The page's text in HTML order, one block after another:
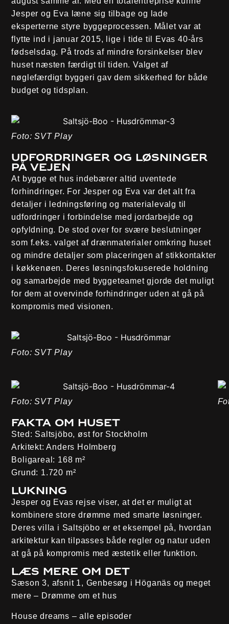
Jesper og Eva læne sig tilbage og lade
eksperterne styre byggeprocessen. Målet var at
flytte ind i januar 2015, lige i tide til Evas 40-års
fødselsdag. På trods af mindre forsinkelser blev
huset næsten færdigt til tiden. Valget af
nøglefærdigt byggeri gav dem sikkerhed for både
budget og tidsplan.
Foto: SVT Play
Udfordringer og løsninger
på vejen
At bygge et hus indebærer altid uventede
forhindringer. For Jesper og Eva var det alt fra
detaljer i ledningsføring og materialevalg til
udfordringer i forbindelse med jordarbejde og
opfyldning. De stod over for svære beslutninger
som f.eks. valget af drænmaterialer omkring huset
og mindre detaljer som placeringen af stikkontakter
i køkkenøen. Deres løsningsfokuserede holdning
og samarbejde med byggeteamet gjorde det muligt
for dem at overvinde forhindringer uden at gå på
kompromis med visionen.
Foto: SVT Play
Foto: SVT Play
Fakta om huset
Sted: Saltsjöbo, øst for Stockholm
Arkitekt: Anders Holmberg
Boligareal: 168 m²
Grund: 1.720 m²
Lukning
Jesper og Evas rejse viser, at det er muligt at
kombinere store drømme med smarte løsninger.
Deres villa i Saltsjöbo er et eksempel på, hvordan
arkitektur kan tilpasses både regler og natur uden
at gå på kompromis med æstetik eller funktion.
Læs mere om det
Sæson 3, afsnit 1, Genbesøg i Höganäs og meget
mere – Drømme om et hus
House dreams – alle episoder